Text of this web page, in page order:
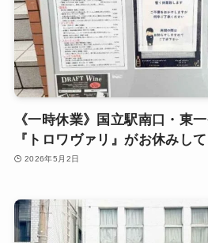
《一時休業》国立駅南口・東
『トロワヴァリ』がお休みし
2026年5月2日